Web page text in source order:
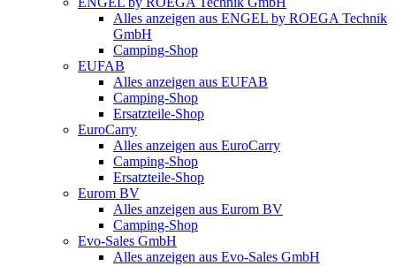
Alles anzeigen aus ENGEL by ROEGA Technik
GmbH
Camping-Shop
EUFAB
Alles anzeigen aus EUFAB
Camping-Shop
Ersatzteile-Shop
EuroCarry
Alles anzeigen aus EuroCarry
Camping-Shop
Ersatzteile-Shop
Eurom BV
Alles anzeigen aus Eurom BV
Camping-Shop
Evo-Sales GmbH
Alles anzeigen aus Evo-Sales GmbH